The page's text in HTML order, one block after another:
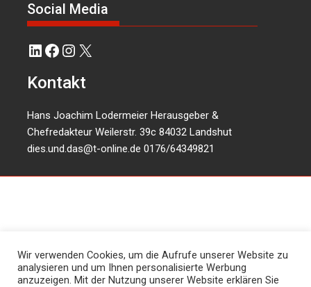
Social Media
LinkedIn
Facebook
Instagram
X
Kontakt
Hans Joachim Lodermeier Herausgeber &
Chefredakteur Weilerstr. 39c 84032 Landshut
dies.und.das@t-online.de 0176/64349821
Wir verwenden Cookies, um die Aufrufe unserer Website zu
analysieren und um Ihnen personalisierte Werbung
anzuzeigen. Mit der Nutzung unserer Website erklären Sie